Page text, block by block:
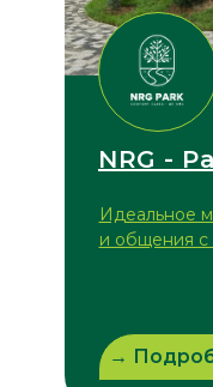
→
NRG -
Идеальное
и общения